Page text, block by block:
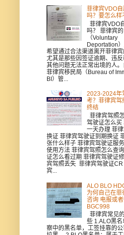
菲律宾VDO
吗？要怎么样
菲律宾VDO
吗？ 菲律宾
（Voluntary
Deportation
希望通过合法渠道离开菲律宾
尤其是那些因签证逾期、违
其他问题无法正常出境的人
菲律宾移民局（Bureau of
BI）管...
2023-2024年
考？菲律宾驾
终结
菲律宾驾照
驾驶证怎么买
一天办理 菲
换证 菲律宾驾驶证到期换证
张什么样子 菲律宾驾驶证服
使用方法 菲律宾驾照怎么查
证怎么看过期 菲律宾驾驶证
宾驾照丢失 菲律宾驾驶证CR
宾...
ALO BLO
为何自己在菲
咨询 电报或
BGC998
菲律宾常见
些 1.ALO黑
察中的黑名单，工签挂靠的